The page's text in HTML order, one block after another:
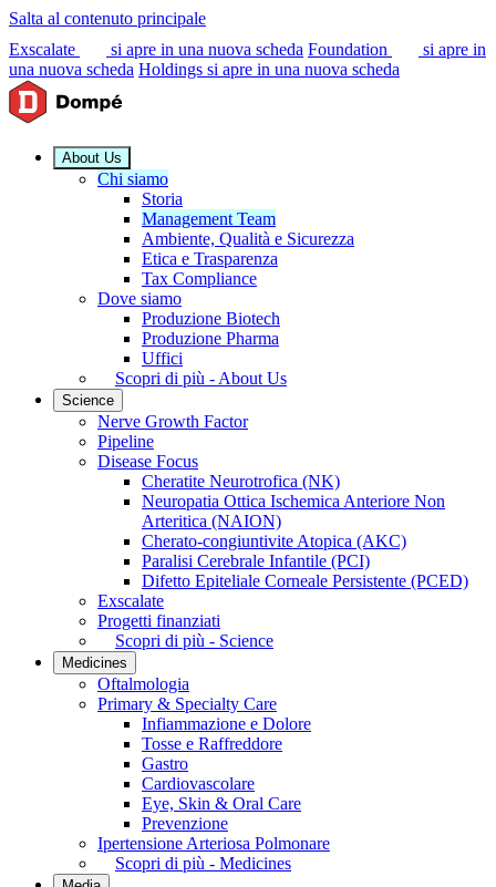
Salta al contenuto principale
Exscalate
si apre in una nuova scheda Foundation
si apre in
una nuova scheda Holdings si apre in una nuova scheda
About Us
Chi siamo
Storia
Management Team
Ambiente, Qualità e Sicurezza
Etica e Trasparenza
Tax Compliance
Dove siamo
Produzione Biotech
Produzione Pharma
Uffici
Scopri di più - About Us
Science
Nerve Growth Factor
Pipeline
Disease Focus
Cheratite Neurotrofica (NK)
Neuropatia Ottica Ischemica Anteriore Non
Arteritica (NAION)
Cherato-congiuntivite Atopica (AKC)
Paralisi Cerebrale Infantile (PCI)
Difetto Epiteliale Corneale Persistente (PCED)
Exscalate
Progetti finanziati
Scopri di più - Science
Medicines
Oftalmologia
Primary & Specialty Care
Infiammazione e Dolore
Tosse e Raffreddore
Gastro
Cardiovascolare
Eye, Skin & Oral Care
Prevenzione
Ipertensione Arteriosa Polmonare
Scopri di più - Medicines